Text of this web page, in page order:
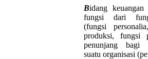
Bidang keuangan
fungsi dari
(fungsi
produksi, fungsi
penunjang bagi
suatu organisasi